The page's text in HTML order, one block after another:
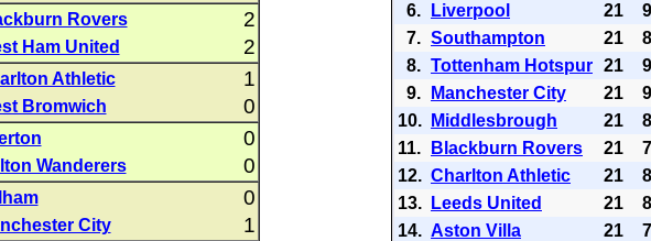
Rovers 2
Ham United 2
Athletic 1
Bromwich 0
0
Wanderers 0
0
City 1
6.
Liverpool 21 9
7. Southampton 21 8
8. Tottenham Hotspur 21 9
9.
Manchester City 21 9
10.
Middlesbrough 21 8
11.
Blackburn Rovers 21 7
12. Charlton Athletic 21 8
13.
Leeds United 21 8
14. Aston Villa 21 7